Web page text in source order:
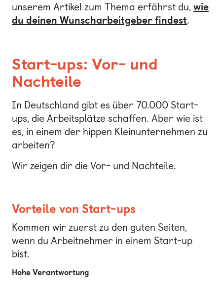
unserem Artikel zum Thema erfährst du, wie
du deinen Wunscharbeitgeber findest.
Start-ups: Vor- und
Nachteile
In Deutschland gibt es über 70.000 Start-
ups, die Arbeitsplätze schaffen. Aber wie ist
es, in einem der hippen Kleinunternehmen zu
arbeiten?
Wir zeigen dir die Vor- und Nachteile.
Vorteile von Start-ups
Kommen wir zuerst zu den guten Seiten,
wenn du Arbeitnehmer in einem Start-up
bist.
Hohe Verantwortung